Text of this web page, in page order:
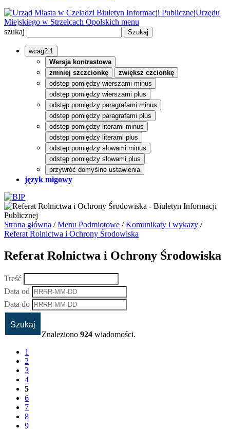
Biuletyn Informacji PublicznejUrzędu
Miejskiego w Strzelcach Opolskich menu
szukaj
wcag2.1
Wersja kontrastowa
zmniej szczcionkę
zwiększ czcionkę
odstęp pomiędzy wierszami minus
odstęp pomiędzy wierszami plus
odstęp pomiędzy paragrafami minus
odstęp pomiędzy paragrafami plus
odstęp pomiędzy literami minus
odstęp pomiędzy literami plus
odstęp pomiędzy słowami minus
odstęp pomiędzy słowami plus
przywróć domyślne ustawienia
język migowy
Strona główna /Menu Podmiotowe /Komunikaty i wykazy /
Referat Rolnictwa i Ochrony Środowiska
Referat Rolnictwa i Ochrony Środowiska
Treść
Data od
Data do
Znaleziono924 wiadomości.
1
2
3
4
5
6
7
8
9